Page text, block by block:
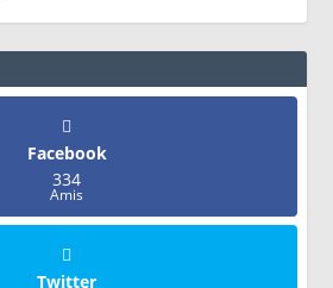
Facebook
334
Amis
Twitter